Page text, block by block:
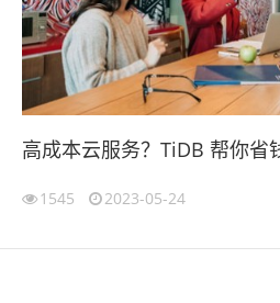
高成本云服务？TiDB 帮你省
1545 2023-05-24